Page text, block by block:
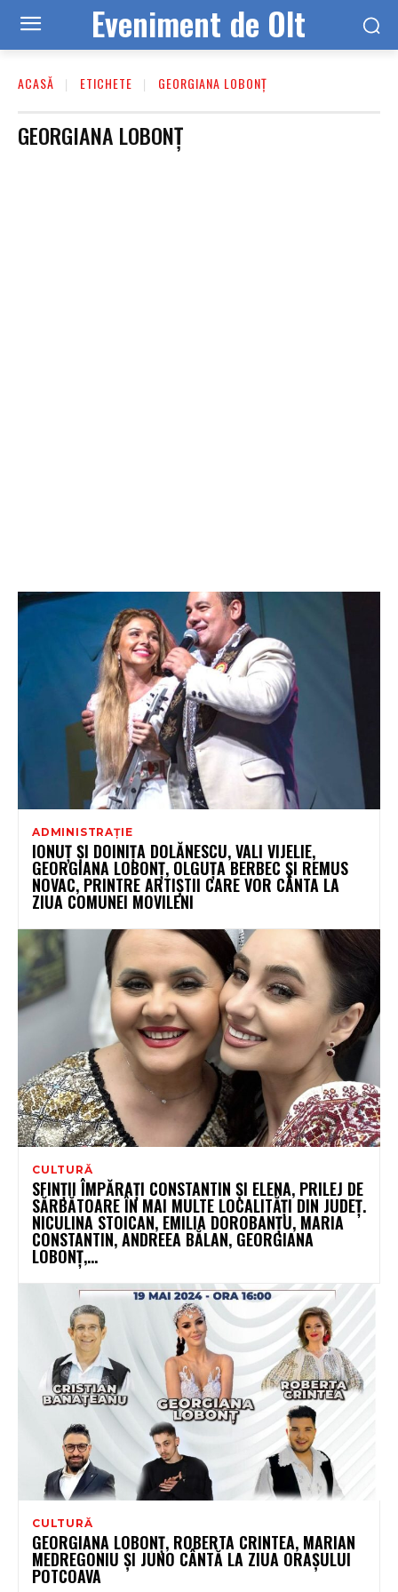
Eveniment de Olt
ACASĂ ETICHETE GEORGIANA LOBONȚ
GEORGIANA LOBONȚ
ADMINISTRAȚIE
IONUȚ ȘI DOINIȚA DOLĂNESCU, VALI VIJELIE,
GEORGIANA LOBONȚ, OLGUȚA BERBEC ȘI REMUS
NOVAC, PRINTRE ARTIȘTII CARE VOR CÂNTA LA
ZIUA COMUNEI MOVILENI
CULTURĂ
SFINȚII ÎMPĂRAȚI CONSTANTIN ȘI ELENA, PRILEJ DE
SĂRBĂTOARE ÎN MAI MULTE LOCALITĂȚI DIN JUDEȚ.
NICULINA STOICAN, EMILIA DOROBANȚU, MARIA
CONSTANTIN, ANDREEA BĂLAN, GEORGIANA
LOBONȚ,...
CULTURĂ
GEORGIANA LOBONȚ, ROBERTA CRINTEA, MARIAN
MEDREGONIU ȘI JUNO CÂNTĂ LA ZIUA ORAȘULUI
POTCOAVA